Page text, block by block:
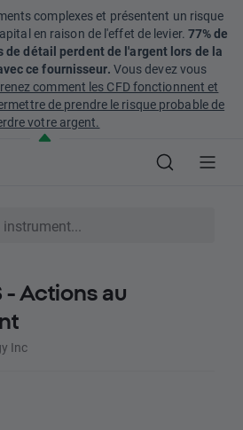
complexes et présentent un risque
en raison de l'effet de levier. 77% de
de détail perdent de l'argent lors de la
ce fournisseur. Vous devez vous
comment les CFD fonctionnent et
de prendre le risque probable de
votre argent.
- Actions au
Inc